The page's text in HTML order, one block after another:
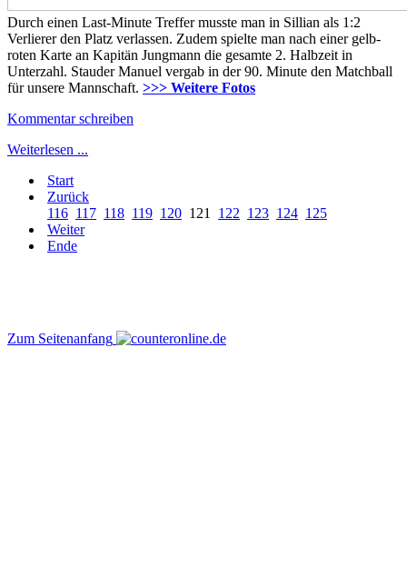
Durch einen Last-Minute Treffer musste man in Sillian als 1:2
Verlierer den Platz verlassen. Zudem spielte man nach einer gelb-
roten Karte an Kapitän Jungmann die gesamte 2. Halbzeit in
Unterzahl. Stauder Manuel vergab in der 90. Minute den Matchball
für unsere Mannschaft. >>> Weitere Fotos
Kommentar schreiben
Weiterlesen ...
Start
Zurück
116 117 118 119 120 121 122 123 124 125
Weiter
Ende
Zum Seitenanfang